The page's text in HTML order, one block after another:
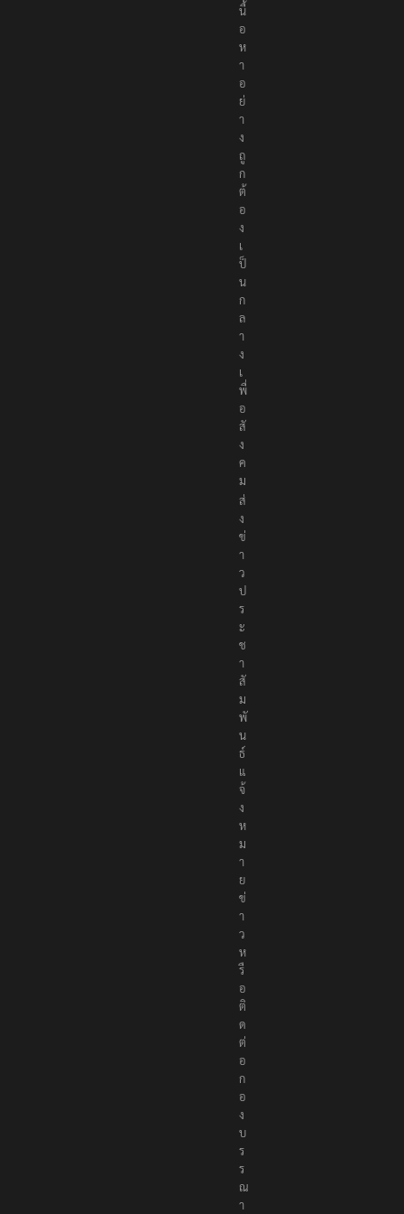
r
t
e
r
s
เ
ป็
น
สื่
อ
อ
อ
น
ไ
ล
น์
ที่
นำ
เ
ส
น
อ
เ
นื้
อ
ห
า
อ
ย่
า
ง
ถู
ก
ต้
อ
ง
เ
ป็
น
ก
ล
า
ง
เ
พื่
อ
สั
ง
ค
ม
ส่
ง
ข่
า
ว
ป
ร
ะ
ช
า
สั
ม
พั
น
ธ์
แ
จ้